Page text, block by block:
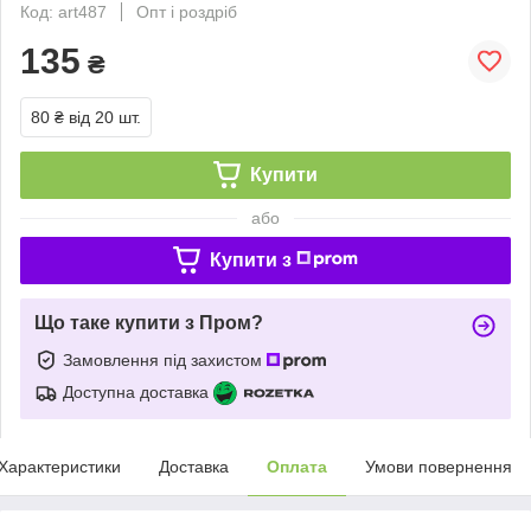
Код: art487
Опт і роздріб
135 ₴
80 ₴ від 20 шт.
Купити
або
Купити з
Що таке купити з Пром?
Замовлення під захистом
Доступна доставка
Доставка Оплата Умови повернення